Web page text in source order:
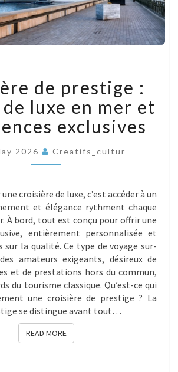
DE
PRESTIGE
:
DE
EN
MER
EXPÉRIENCES
EXCLUSIVES
de prestige :
luxe en mer et
exclusives
2026 Creatifs_cultur
croisière de luxe, c’est accéder à un
et élégance rythment chaque
À bord, tout est conçu pour offrir une
entièrement personnalisée et
sur la qualité. Ce type de voyage sur-
amateurs exigeants, désireux de
et de prestations hors du commun,
du tourisme classique. Qu’est-ce qui
une croisière de prestige ? La
se distingue avant tout…
READ MOREREAD MORE